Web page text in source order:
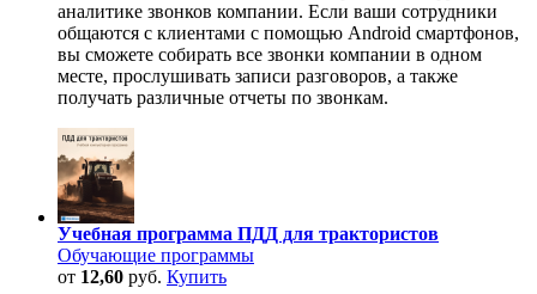
аналитике звонков компании. Если ваши сотрудники
общаются с клиентами с помощью Android смартфонов,
вы сможете собирать все звонки компании в одном
месте, прослушивать записи разговоров, а также
получать различные отчеты по звонкам.
Учебная программа ПДД для трактористов
Обучающие программы
от 12,60 руб. Купить